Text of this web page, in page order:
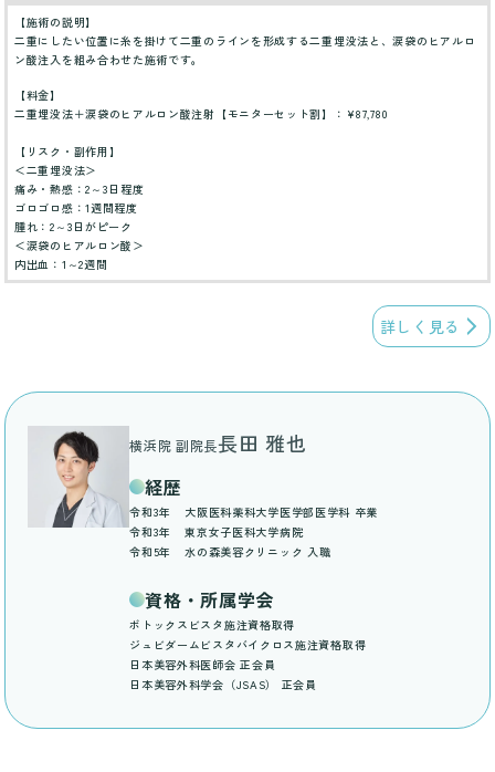
【施術の説明】
二重にしたい位置に糸を掛けて二重のラインを形成する二重埋没法と、涙袋のヒアルロ
ン酸注入を組み合わせた施術です。
【料金】
二重埋没法＋涙袋のヒアルロン酸注射【モニターセット割】：¥87,780
【リスク・副作用】
＜二重埋没法＞
痛み・熱感：2～3日程度
ゴロゴロ感：1週間程度
腫れ：2～3日がピーク
＜涙袋のヒアルロン酸＞
内出血：1～2週間
詳しく見る
横浜院 副院長長田 雅也
経歴
令和3年
大阪医科薬科大学医学部医学科 卒業
令和3年
東京女子医科大学病院
令和5年
水の森美容クリニック 入職
資格・所属学会
ボトックスビスタ施注資格取得
ジュビダームビスタバイクロス施注資格取得
日本美容外科医師会 正会員
日本美容外科学会（JSAS） 正会員